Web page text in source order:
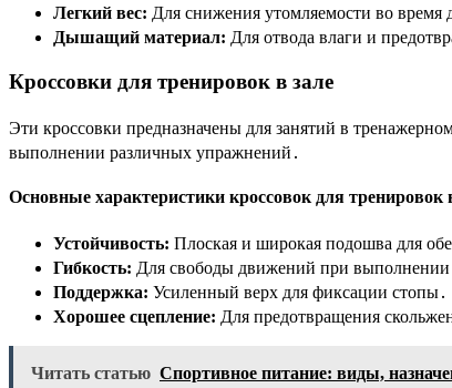
Легкий вес: Для снижения утомляемости во время
Дышащий материал: Для отвода влаги и
Кроссовки для тренировок в зале
Эти кроссовки предназначены для занятий в
выполнении различных упражнений․
Основные характеристики кроссовок для тренировок
Устойчивость: Плоская и широкая подошва для
Гибкость: Для свободы движений при
Поддержка: Усиленный верх для фиксации стопы․
Хорошее сцепление: Для предотвращения
Читать статью Спортивное питание: виды,